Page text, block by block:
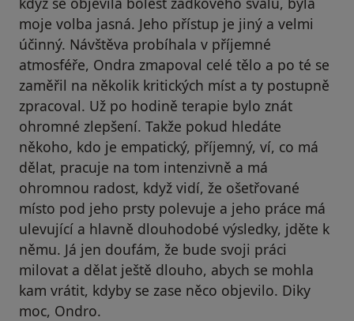
moje volba jasná. Jeho přístup je jiný a velmi
účinný. Návštěva probíhala v příjemné
atmosféře, Ondra zmapoval celé tělo a po té se
zaměřil na několik kritických míst a ty postupně
zpracoval. Už po hodině terapie bylo znát
ohromné zlepšení. Takže pokud hledáte
někoho, kdo je empatický, příjemný, ví, co má
dělat, pracuje na tom intenzivně a má
ohromnou radost, když vidí, že ošetřované
místo pod jeho prsty polevuje a jeho práce má
ulevující a hlavně dlouhodobé výsledky, jděte k
němu. Já jen doufám, že bude svoji práci
milovat a dělat ještě dlouho, abych se mohla
kam vrátit, kdyby se zase něco objevilo. Diky
moc, Ondro.